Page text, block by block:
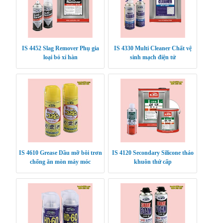
IS 4452 Slag Remover Phụ gia
loại bỏ xỉ hàn
IS 4330 Multi Cleaner Chất vệ
sinh mạch điện tử
IS 4610 Grease Dầu mỡ bôi trơn
chống ăn mòn máy móc
IS 4120 Secondary Silicone tháo
khuôn thứ cấp